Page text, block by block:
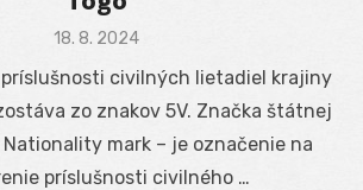
Posted
18. 8. 2024
civilných lietadiel krajiny
zo znakov 5V. Značka štátnej
mark – je označenie na
príslušnosti civilného …